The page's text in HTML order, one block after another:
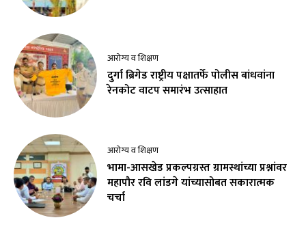
आरोग्य व शिक्षण
दुर्गा ब्रिगेड राष्ट्रीय पक्षातर्फे पोलीस बांधवांना
रेनकोट वाटप समारंभ उत्साहात
आरोग्य व शिक्षण
भामा-आसखेड प्रकल्पग्रस्त ग्रामस्थांच्या प्रश्नांवर
महापौर रवि लांडगे यांच्यासोबत सकारात्मक
चर्चा